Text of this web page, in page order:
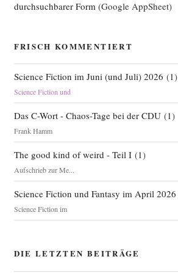
durchsuchbarer Form (Google AppSheet)
FRISCH KOMMENTIERT
Science Fiction im Juni (und Juli) 2026 (1)
Science Fiction und
Das C-Wort - Chaos-Tage bei der CDU(1)
Frank Hamm
The good kind of weird - Teil I(1)
Aufschrieb zur Me...
Science Fiction und Fantasy im April 2026
Science Fiction im
DIE LETZTEN BEITRÄGE